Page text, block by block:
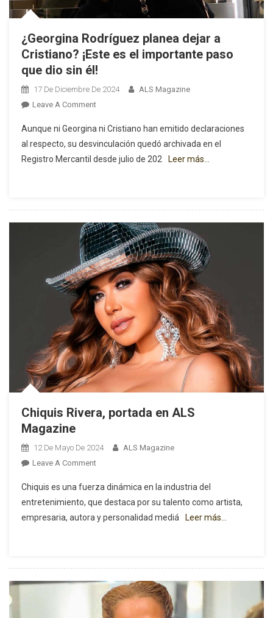
¿Georgina Rodríguez planea dejar a
Cristiano? ¡Este es el importante paso
que dio sin él!
17 De Diciembre De 2024
ALS Magazine
Leave A CommentOn
Rodríguez
Planea
Dejar
El
Importante
Paso
Que
Dio
Sin
Él!
Aunque ni Georgina ni Cristiano han emitido declaraciones
al respecto, su desvinculación quedó archivada en el
Registro Mercantil desde julio de 202
Leer más…
Chiquis Rivera, portada en ALS
Magazine
12 De Mayo De 2024
ALS Magazine
Leave A CommentOn
Rivera,
Portada
En
Chiquis es una fuerza dinámica en la industria del
entretenimiento, que destaca por su talento como artista,
empresaria, autora y personalidad mediá
Leer más…